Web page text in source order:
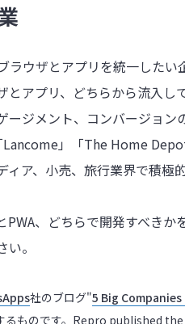
ラウザとアプリを統一した
とアプリ、どちらから流入
ージメント、コンバージョ
」「The Home
ィア、小売、旅行業界で積極
PWA、どちらで開発すべき
。
社のブログ"5 Big
るものです。Repro published